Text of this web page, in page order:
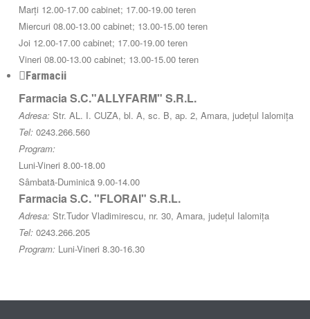
Marți 12.00-17.00 cabinet; 17.00-19.00 teren
Miercuri 08.00-13.00 cabinet; 13.00-15.00 teren
Joi 12.00-17.00 cabinet; 17.00-19.00 teren
Vineri 08.00-13.00 cabinet; 13.00-15.00 teren
Farmacii
Farmacia S.C."ALLYFARM" S.R.L.
Adresa: Str. AL. I. CUZA, bl. A, sc. B, ap. 2, Amara, județul Ialomița
Tel: 0243.266.560
Program:
Luni-Vineri 8.00-18.00
Sâmbată-Duminică 9.00-14.00
Farmacia S.C. "FLORAI" S.R.L.
Adresa: Str.Tudor Vladimirescu, nr. 30, Amara, județul Ialomița
Tel: 0243.266.205
Program: Luni-Vineri 8.30-16.30